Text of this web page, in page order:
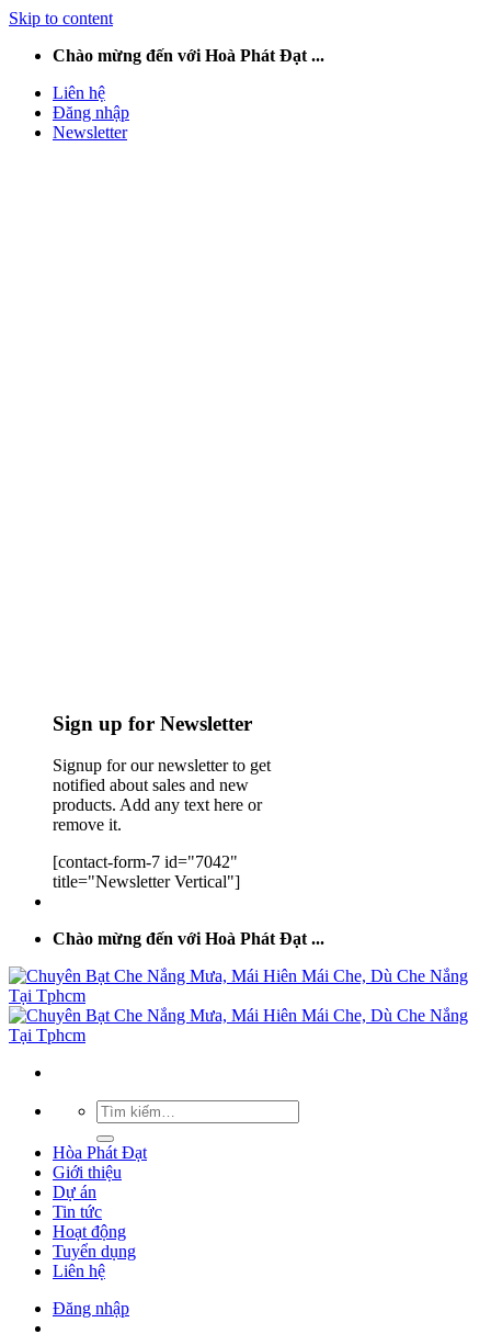
Skip to content
Chào mừng đến với Hoà Phát Đạt ...
Liên hệ
Đăng nhập
Newsletter
Sign up for Newsletter
Signup for our newsletter to get
notified about sales and new
products. Add any text here or
remove it.
[contact-form-7 id="7042"
title="Newsletter Vertical"]
Chào mừng đến với Hoà Phát Đạt ...
Hòa Phát Đạt
Giới thiệu
Dự án
Tin tức
Hoạt động
Tuyển dụng
Liên hệ
Đăng nhập